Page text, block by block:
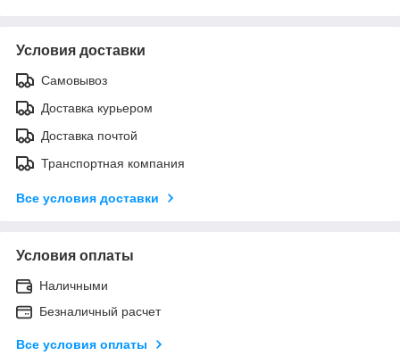
Условия доставки
Самовывоз
Доставка курьером
Доставка почтой
Транспортная компания
Все условия доставки
Условия оплаты
Наличными
Безналичный расчет
Все условия оплаты